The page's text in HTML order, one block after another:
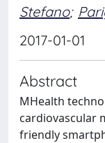
Stefano;
2017-01-01
Abstract
MHealth
cardiovascular
friendly